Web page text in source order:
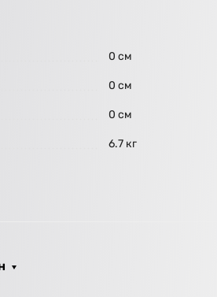
0 см
0 см
0 см
6.7 кг